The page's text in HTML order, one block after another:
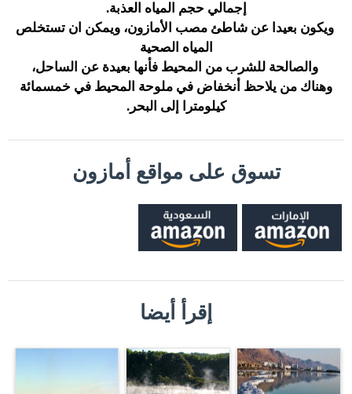
إجمالي حجم المياه العذبة.
ويكون بعيدا عن شاطئ مصب الأمازون، ويمكن ان تستخلص
المياه الصحية
والصالحة للشرب من المحيط فأنها بعيدة عن الساحل،
وهناك من يلاحظ أنخفاض في ملوحة المحيط في خمسمائة
كيلومترا إلى البحر.
تسوق على مواقع أمازون
إقرأ أيضا